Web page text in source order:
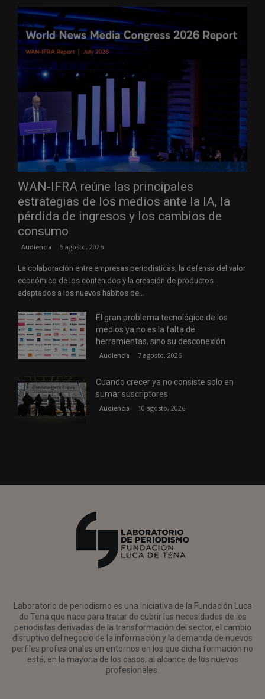
WAN-IFRA reúne las principales
estrategias de los medios ante la IA, la
pérdida de ingresos y los cambios de
consumo
Audiencia 5 agosto, 2026
La colaboración entre empresas periodísticas, la defensa del valor
económico de los contenidos y la creación de productos
adaptados a los nuevos hábitos de...
El gran problema tecnológico de los
medios ya no es la falta de
herramientas, sino su desconexión
Audiencia 7 agosto, 2026
Cuando crecer ya no consiste solo en
sumar suscriptores
Audiencia 10 agosto, 2026
Laboratorio de periodismo es una iniciativa de la Fundación Luca
de Tena que nace para tratar de cubrir las necesidades de los
periodistas derivadas de la transformación del sector, el cambio
disruptivo del negocio de la información y la demanda de nuevos
perfiles profesionales en entornos en los que dicha formación no
está, en la mayoría de los casos, al alcance de los nuevos
profesionales.